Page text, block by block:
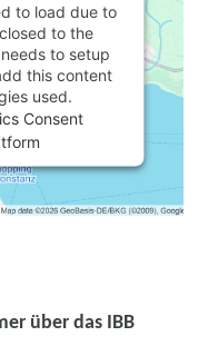
to load due to
to the
to setup
this content
used.
Consent
über das IBB